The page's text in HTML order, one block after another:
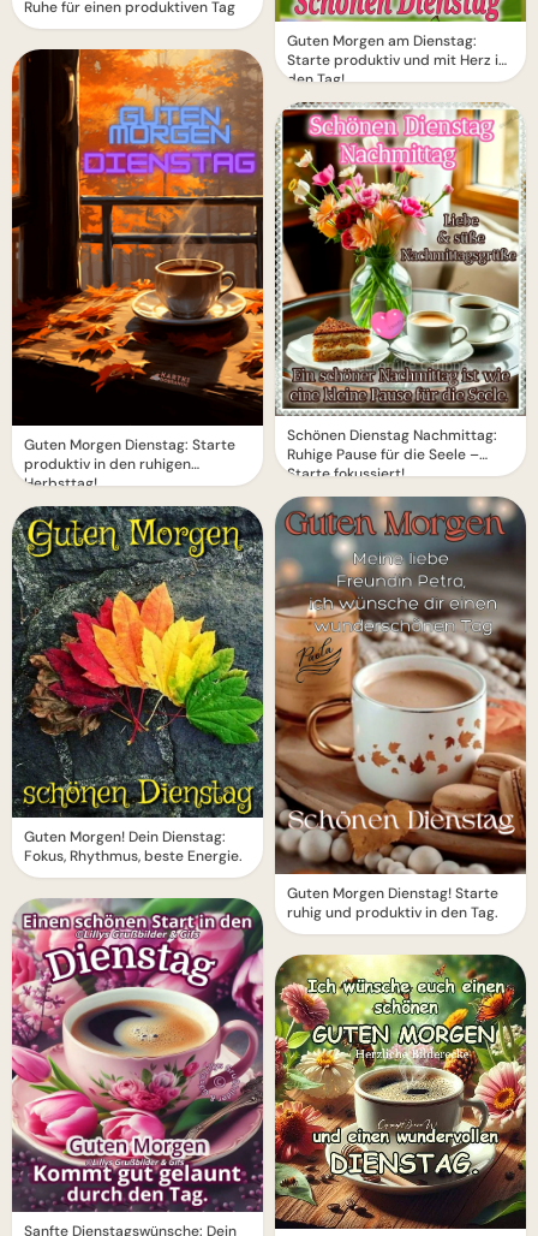
Ruhe für einen produktiven Tag
Guten Morgen Dienstag: Starte
produktiv in den ruhigen
Herbsttag!
Guten Morgen! Dein Dienstag:
Fokus, Rhythmus, beste Energie.
Sanfte Dienstagswünsche: Dein
Guten Morgen am Dienstag:
Starte produktiv und mit Herz in
den Tag!
Schönen Dienstag Nachmittag:
Ruhige Pause für die Seele –
Starte fokussiert!
Guten Morgen Dienstag! Starte
ruhig und produktiv in den Tag.